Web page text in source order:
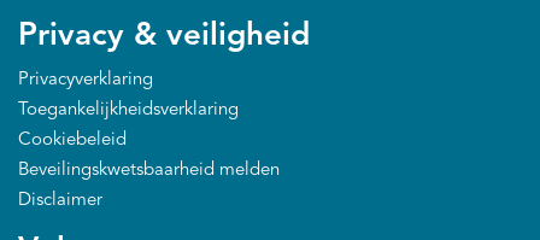
Privacy & veiligheid
Privacyverklaring
Toegankelijkheidsverklaring
Cookiebeleid
Beveilingskwetsbaarheid melden
Disclaimer